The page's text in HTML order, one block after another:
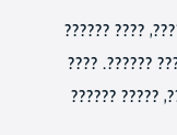
?????, ?????
??????,
?????? ??????